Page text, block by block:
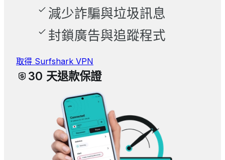
減少詐騙與垃圾訊息
封鎖廣告與追蹤程式
取得 Surfshark VPN
30 天退款保證